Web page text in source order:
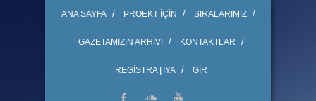
ANA SAYFA PROEKT İÇİN SIRALARIMIZ
GAZETAMIZIN ARHİVI KONTAKTLAR
REGİSTRAŢİYA GİR